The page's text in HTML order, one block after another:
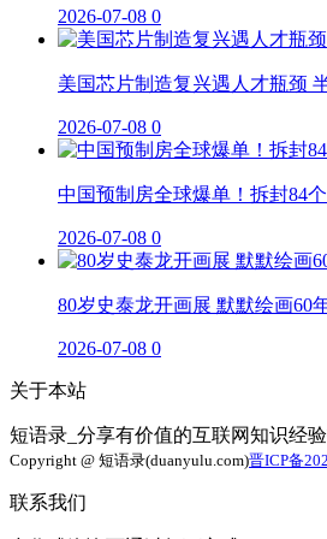
2026-07-08 0
美国芯片制造复兴遇人才瓶颈
2026-07-08 0
中国预制房全球爆单！拆封84
2026-07-08 0
80岁史泰龙开画展 默默绘画60
2026-07-08 0
关于本站
短语录_分享有价值的互联网知识经
Copyright @ 短语录(duanyulu.com)晋ICP备
联系我们